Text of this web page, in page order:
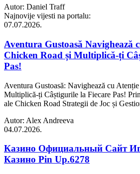
Autor: Daniel Traff
Najnovije vijesti na portalu:
07.07.2026.
Aventura Gustoasă Navighează
Chicken Road și Multiplică-ți
Pas!
Aventura Gustoasă: Navighează cu
Multiplică-ți Câștigurile la Fiecare Pas!
ale Chicken Road Strategii de Joc și
Autor: Alex Andreeva
04.07.2026.
Казино Официальный Сайт
Казино Pin Up.6278